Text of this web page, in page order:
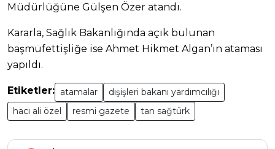
Müdürlüğüne Gülşen Özer atandı.
Kararla, Sağlık Bakanlığında açık bulunan
başmüfettişliğe ise Ahmet Hikmet Algan’ın ataması
yapıldı.
Etiketler: atamalar
dışişleri bakanı yardımcılığı
hacı ali özel
resmi gazete tan sağtürk